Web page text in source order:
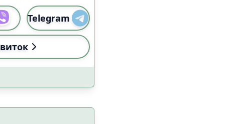
Застосувати
Telegram